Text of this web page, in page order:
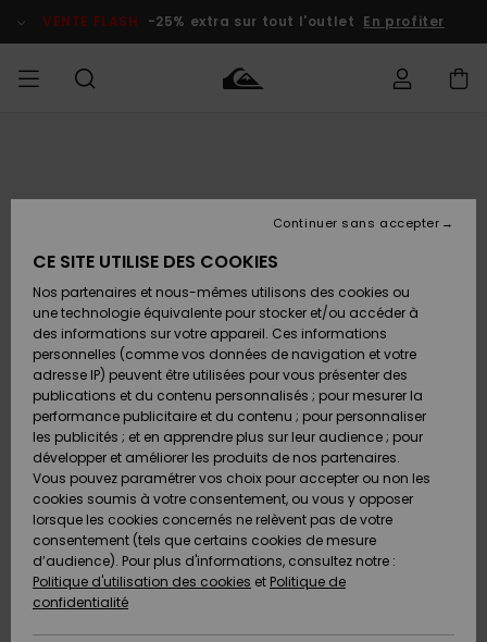
l'information
le
VENTE FLASH -25% extra sur tout l'outlet En profiter
Accessoires
Chaussures
& Tongs
Surf
Snow
Nouveautés
A
Accessoires
Chaussures
& Tongs
Surf
Snow
Nouveautés
A
FEMME
Nouveautés
A
Découvrir
Snow
SURF
Enfant
Highlights
Communauté
SNOW
Snow
Shop
Enfant
Snow
Shop
Femme
A
Découvrir
Communauté
VENTE
FLASH
Enfant
Outlet
Femme
Préférences
Langue Et
Région
Nederlands
AIDE &
Retours
Paiement
Carte
Cadeau
Quiksilver
Freedom
Protection
des données
CE SITE UTILISE DES COOKIES
Nos partenaires et nous-mêmes utilisons des cookies ou
une technologie équivalente pour stocker et/ou accéder à
des informations sur votre appareil. Ces informations
personnelles (comme vos données de navigation et votre
adresse IP) peuvent être utilisées pour vous présenter des
publications et du contenu personnalisés ; pour mesurer la
performance publicitaire et du contenu ; pour personnaliser
les publicités ; et en apprendre plus sur leur audience ; pour
développer et améliorer les produits de nos partenaires.
Vous pouvez paramétrer vos choix pour accepter ou non les
cookies soumis à votre consentement, ou vous y opposer
lorsque les cookies concernés ne relèvent pas de votre
consentement (tels que certains cookies de mesure
d’audience). Pour plus d'informations, consultez notre :
Politique d'utilisation des cookies et Politique de
confidentialité
Continuer sans accepter